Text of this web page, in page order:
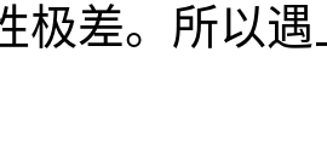
差。所以遇